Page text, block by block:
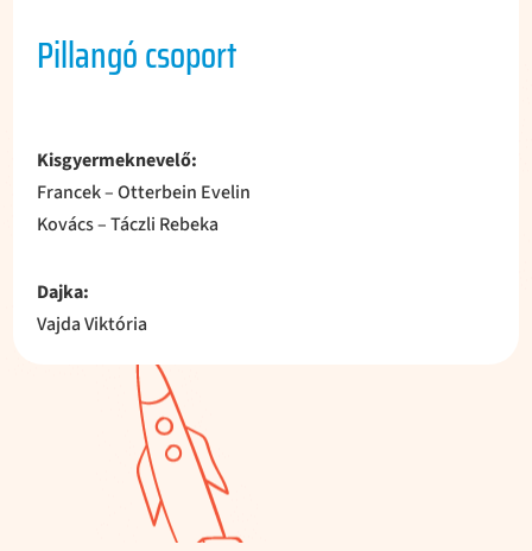
Pillangó csoport
Kisgyermeknevelő:
Francek – Otterbein Evelin
Kovács – Táczli Rebeka
Dajka:
Vajda Viktória